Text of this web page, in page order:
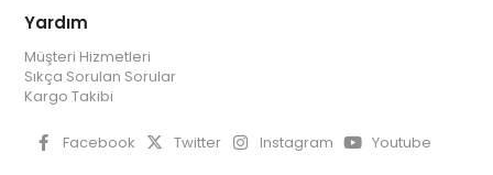
Yardım
Müşteri Hizmetleri
Sıkça Sorulan Sorular
Kargo Takibi
Facebook Twitter Instagram Youtube